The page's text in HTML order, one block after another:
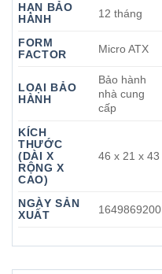
HẠN BẢO
HÀNH
12 tháng
FORM
FACTOR
Micro ATX
LOẠI BẢO
HÀNH
Bảo hành
nhà cung
cấp
KÍCH
THƯỚC
(DÀI X
RỘNG X
CAO)
46 x 21 x 43
NGÀY SẢN
XUẤT
1649869200